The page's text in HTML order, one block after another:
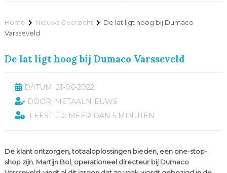
Home Nieuws Overzicht
De lat ligt hoog bij Dumaco
Varsseveld
De lat ligt hoog bij Dumaco Varsseveld
DATUM: 21-06-2022
DOOR: METAALNIEUWS
LEESTIJD: MEER DAN 5 MINUTEN
De klant ontzorgen, totaaloplossingen bieden, een one-stop-
shop zijn. Martijn Bol, operationeel directeur bij Dumaco